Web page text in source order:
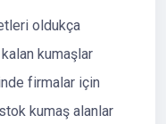
oldukça
kumaşlar
firmalar için
kumaş alanlar